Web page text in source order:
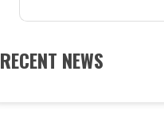
RECENT NEWS